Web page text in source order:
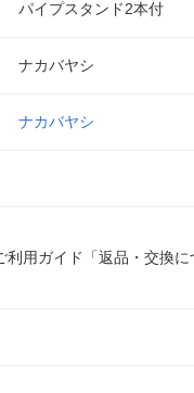
パイプスタンド2本付
ナカバヤシ
ナカバヤシ
用ガイド「返品・交換